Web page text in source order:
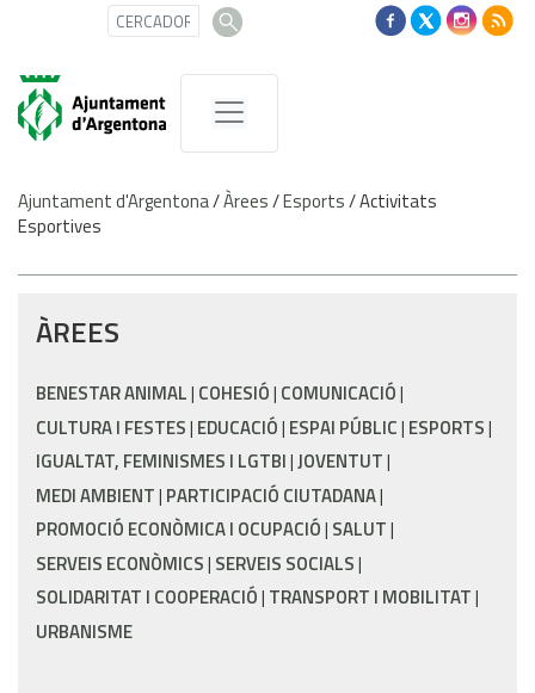
Ajuntament d'Argentona/Àrees/Esports/Activitats
Esportives
ÀREES
BENESTAR ANIMAL COHESIÓ COMUNICACIÓ
CULTURA I FESTES EDUCACIÓ ESPAI PÚBLIC ESPORTS
IGUALTAT, FEMINISMES I LGTBI JOVENTUT
MEDI AMBIENT PARTICIPACIÓ CIUTADANA
PROMOCIÓ ECONÒMICA I OCUPACIÓ SALUT
SERVEIS ECONÒMICS SERVEIS SOCIALS
SOLIDARITAT I COOPERACIÓ TRANSPORT I MOBILITAT
URBANISME